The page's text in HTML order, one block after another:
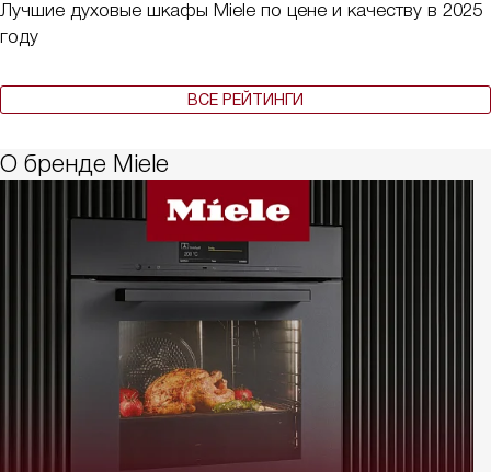
Лучшие духовые шкафы Miele по цене и качеству в 2025
году
ВСЕ РЕЙТИНГИ
О бренде Miele